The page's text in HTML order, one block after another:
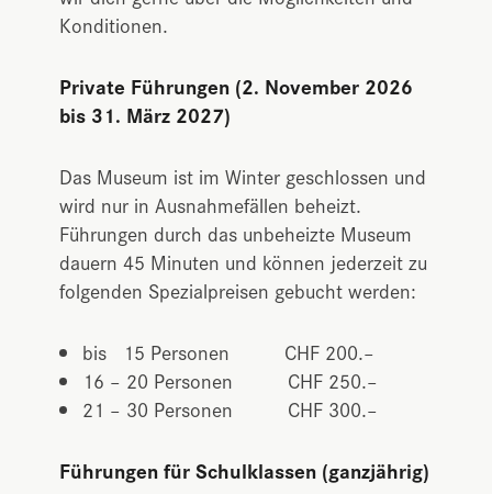
Konditionen.
Private Führungen (2. November 2026
bis 31. März 2027)
Das Museum ist im Winter geschlossen und
wird nur in Ausnahmefällen beheizt.
Führungen durch das unbeheizte Museum
dauern 45 Minuten und können jederzeit zu
folgenden Spezialpreisen gebucht werden:
bis 15 Personen CHF 200.–
16 – 20 Personen CHF 250.–
21 – 30 Personen CHF 300.–
Führungen für Schulklassen (ganzjährig)